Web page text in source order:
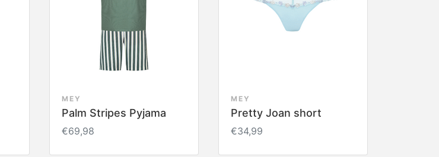
MEY
Palm Stripes Pyjama
€69,98
MEY
Pretty Joan short
€34,99